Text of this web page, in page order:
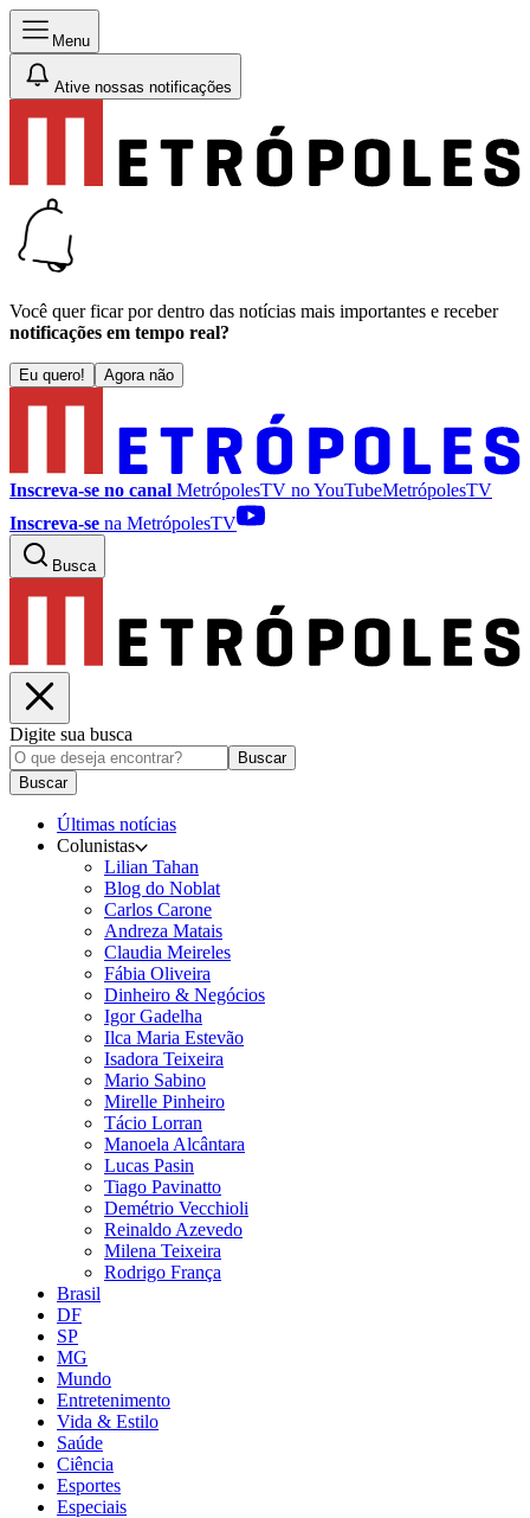
Menu
Ative nossas notificações
Você quer ficar por dentro das notícias mais importantes e receber
notificações em tempo real?
Eu quero! Agora não
Inscreva-se no canal MetrópolesTV noYouTubeMetrópolesTV
Inscreva-se na MetrópolesTV
Busca
Digite sua busca
Buscar
Buscar
Últimas notícias
Colunistas
Lilian Tahan
Blog do Noblat
Carlos Carone
Andreza Matais
Claudia Meireles
Fábia Oliveira
Dinheiro & Negócios
Igor Gadelha
Ilca Maria Estevão
Isadora Teixeira
Mario Sabino
Mirelle Pinheiro
Tácio Lorran
Manoela Alcântara
Lucas Pasin
Tiago Pavinatto
Demétrio Vecchioli
Reinaldo Azevedo
Milena Teixeira
Rodrigo França
Brasil
DF
SP
MG
Mundo
Entretenimento
Vida & Estilo
Saúde
Ciência
Esportes
Especiais